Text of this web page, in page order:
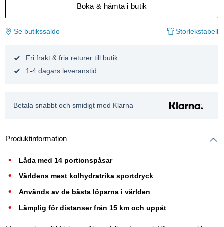
Boka & hämta i butik
Se butikssaldo Storlekstabell
Fri frakt & fria returer till butik
1-4 dagars leveranstid
Betala snabbt och smidigt med Klarna
Produktinformation
Låda med 14 portionspåsar
Världens mest kolhydratrika sportdryck
Används av de bästa löparna i världen
Lämplig för distanser från 15 km och uppåt